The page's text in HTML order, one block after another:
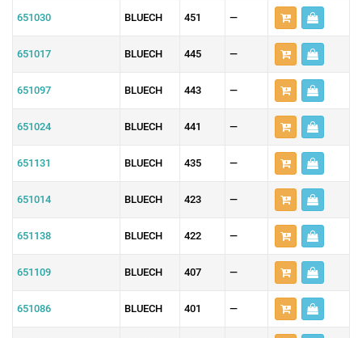
651030 BLUECH 451 —
651017 BLUECH 445 —
651097 BLUECH 443 —
651024 BLUECH 441 —
651131 BLUECH 435 —
651014 BLUECH 423 —
651138 BLUECH 422 —
651109 BLUECH 407 —
651086 BLUECH 401 —